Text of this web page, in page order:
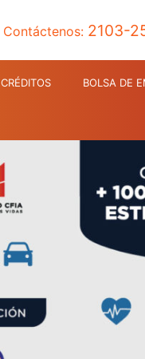
Contáctenos: 2103-
CRÉDITOS BOLSA DE